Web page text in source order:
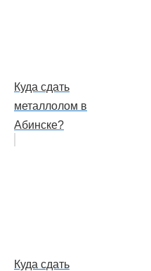
Куда сдать
металлолом в
Абинске?
Куда сдать